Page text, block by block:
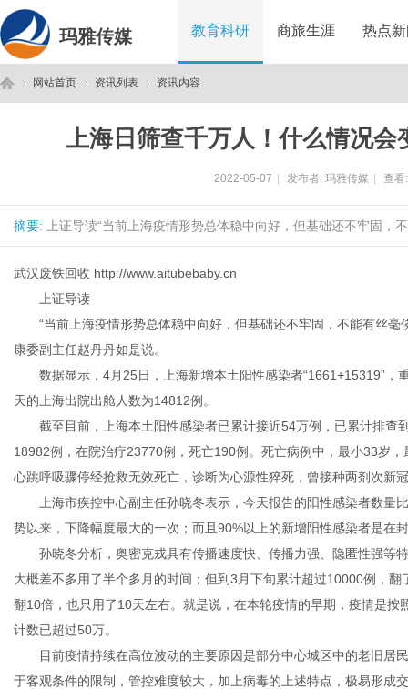
玛雅传媒 教育科研 商旅生涯 热点
网站首页 资讯列表 资讯内容
上海日筛查千万人！什么情况
2022-05-07 发布者: 玛雅传媒 查
摘要: 上证导读“当前上海疫情形势总体稳中向好，但基础还不牢固，
武汉废铁回收 http://www.aitubebaby.cn
上证导读
“当前上海疫情形势总体稳中向好，但基础还不牢固，不能有丝毫
康委副主任赵丹丹如是说。
数据显示，4月25日，上海新增本土阳性感染者“1661+15319”，
天的上海出院出舱人数为14812例。
截至目前，上海本土阳性感染者已累计接近54万例，已累计排查
18982例，在院治疗23770例，死亡190例。死亡病例中，最小33岁
心跳呼吸骤停经抢救无效死亡，诊断为心源性猝死，曾接种两剂次新
上海市疾控中心副主任孙晓冬表示，今天报告的阳性感染者数量
势以来，下降幅度最大的一次；而且90%以上的新增阳性感染者是在
孙晓冬分析，奥密克戎具有传播速度快、传播力强、隐匿性强等
大概差不多用了半个多月的时间；但到3月下旬累计超过10000例，
翻10倍，也只用了10天左右。就是说，在本轮疫情的早期，疫情是
计数已超过50万。
目前疫情持续在高位波动的主要原因是部分中心城区中的老旧居
于客观条件的限制，管控难度较大，加上病毒的上述特点，极易形成